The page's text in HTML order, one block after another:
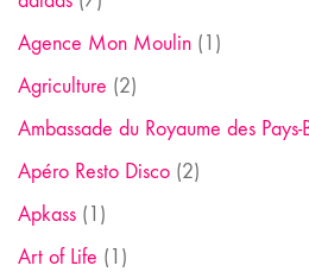
Agence Mon Moulin (1)
Agriculture (2)
Ambassade du Royaume des Pays-
Apéro Resto Disco (2)
Apkass (1)
Art of Life (1)